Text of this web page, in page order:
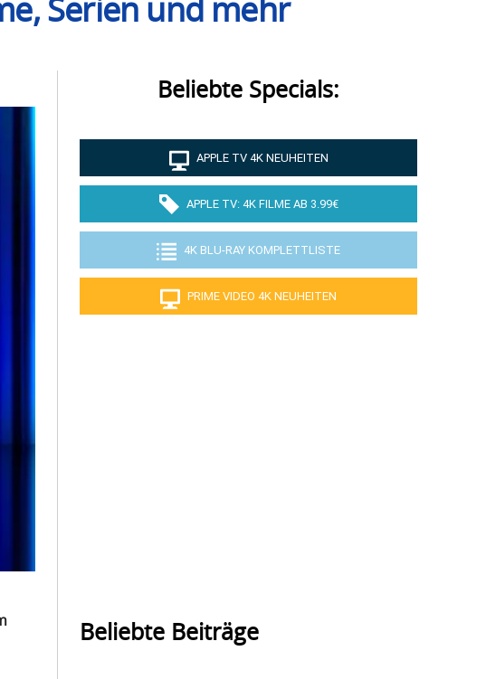
Serien und mehr
Beliebte Specials:
APPLE TV 4K NEUHEITEN
APPLE TV: 4K FILME AB 3.99€
4K BLU-RAY KOMPLETTLISTE
PRIME VIDEO 4K NEUHEITEN
Beliebte Beiträge